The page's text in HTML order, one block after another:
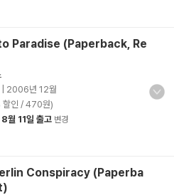
Paradise (Paperback, Re
2006년 12월
할인 / 470원)
8월 11일 출고 변경
Conspiracy (Paperba